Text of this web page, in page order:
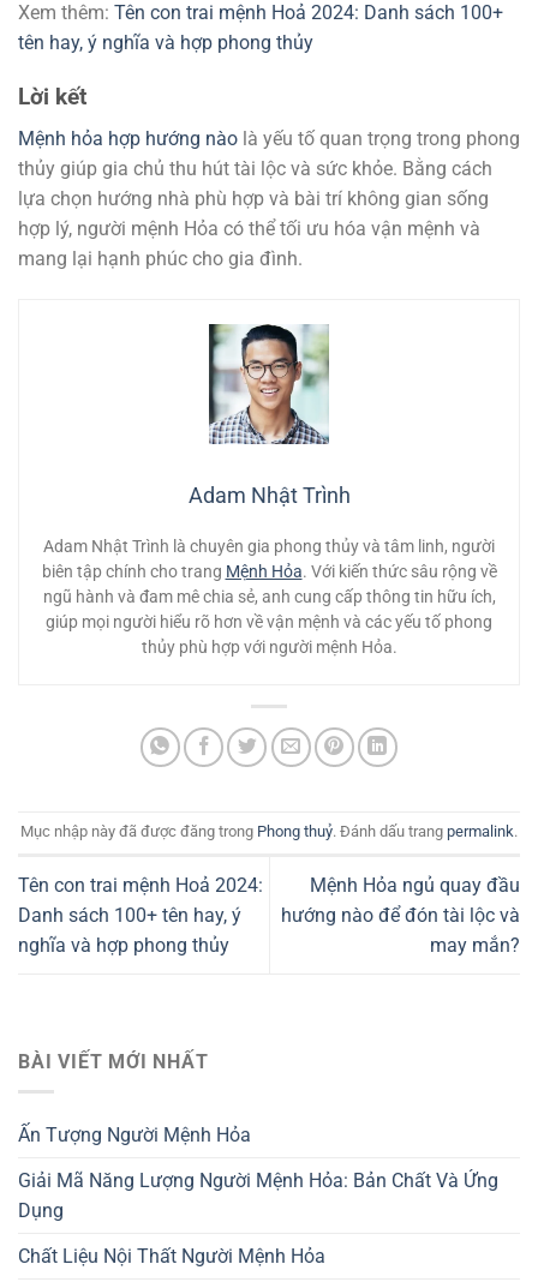
Xem thêm: Tên con trai mệnh Hoả 2024: Danh sách 100+
tên hay, ý nghĩa và hợp phong thủy
Lời kết
Mệnh hỏa hợp hướng nào là yếu tố quan trọng trong phong
thủy giúp gia chủ thu hút tài lộc và sức khỏe. Bằng cách
lựa chọn hướng nhà phù hợp và bài trí không gian sống
hợp lý, người mệnh Hỏa có thể tối ưu hóa vận mệnh và
mang lại hạnh phúc cho gia đình.
Adam Nhật Trình
Adam Nhật Trình là chuyên gia phong thủy và tâm linh, người
biên tập chính cho trang Mệnh Hỏa. Với kiến thức sâu rộng về
ngũ hành và đam mê chia sẻ, anh cung cấp thông tin hữu ích,
giúp mọi người hiểu rõ hơn về vận mệnh và các yếu tố phong
thủy phù hợp với người mệnh Hỏa.
Mục nhập này đã được đăng trong Phong thuỷ. Đánh dấu trang permalink.
Tên con trai mệnh Hoả 2024:
Danh sách 100+ tên hay, ý
nghĩa và hợp phong thủy
Mệnh Hỏa ngủ quay đầu
hướng nào để đón tài lộc và
may mắn?
BÀI VIẾT MỚI NHẤT
Ấn Tượng Người Mệnh Hỏa
Giải Mã Năng Lượng Người Mệnh Hỏa: Bản Chất Và Ứng
Dụng
Chất Liệu Nội Thất Người Mệnh Hỏa